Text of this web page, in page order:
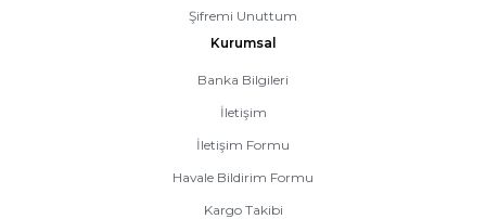
Şifremi Unuttum
Kurumsal
Banka Bilgileri
İletişim
İletişim Formu
Havale Bildirim Formu
Kargo Takibi